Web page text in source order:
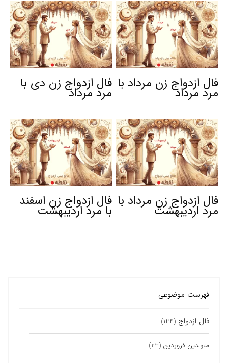
فال ازدواج زن مرداد با
مرد مرداد
فال ازدواج زن دی با
مرد مرداد
فال ازدواج زن مرداد با
مرد اردیبهشت
فال ازدواج زن اسفند
با مرد اردیبهشت
فهرست موضوعی
فال ازدواج (۱۴۴)
متولدین فروردین (۲۳)